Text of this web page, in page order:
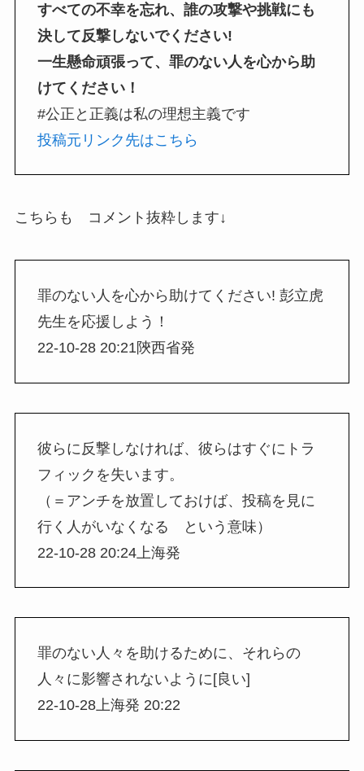
すべての不幸を忘れ、誰の攻撃や挑戦にも
決して反撃しないでください!
一生懸命頑張って、罪のない人を心から助
けてください！
#公正と正義は私の理想主義です
投稿元リンク先はこちら
こちらも コメント抜粋します↓
罪のない人を心から助けてください! 彭立虎
先生を応援しよう！
22-10-28 20:21陝西省発
彼らに反撃しなければ、彼らはすぐにトラ
フィックを失います。
（＝アンチを放置しておけば、投稿を見に
行く人がいなくなる という意味）
22-10-28 20:24上海発
罪のない人々を助けるために、それらの
人々に影響されないように[良い]
22-10-28上海発 20:22